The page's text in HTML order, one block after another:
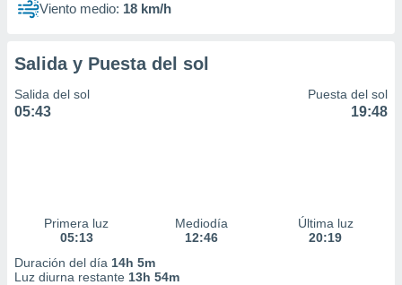
Viento medio: 18 km/h
Salida y Puesta del sol
Salida del sol
05:43
Puesta del sol
19:48
Primera luz
05:13
Mediodía
12:46
Última luz
20:19
Duración del día 14h 5m
Luz diurna restante 13h 54m